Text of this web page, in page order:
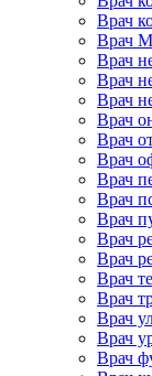
Врач
Врач
Врач
Врач
Врач
Врач
Врач
Врач
Врач
Врач
Врач
Врач
Врач
Врач
Врач
Врач
Врач
Врач